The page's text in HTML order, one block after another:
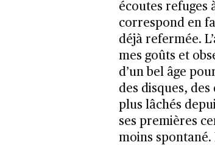
écoutes refuges
correspond en
déjà refermée.
mes goûts et
d’un bel âge
des disques, des
plus lâchés
ses premières
moins